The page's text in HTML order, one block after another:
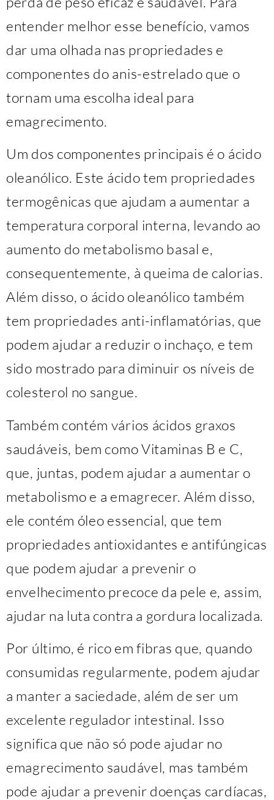
entender melhor esse benefício, vamos
dar uma olhada nas propriedades e
componentes do anis-estrelado que o
tornam uma escolha ideal para
emagrecimento.
Um dos componentes principais é o ácido
oleanólico. Este ácido tem propriedades
termogênicas que ajudam a aumentar a
temperatura corporal interna, levando ao
aumento do metabolismo basal e,
consequentemente, à queima de calorias.
Além disso, o ácido oleanólico também
tem propriedades anti-inflamatórias, que
podem ajudar a reduzir o inchaço, e tem
sido mostrado para diminuir os níveis de
colesterol no sangue.
Também contém vários ácidos graxos
saudáveis, bem como Vitaminas B e C,
que, juntas, podem ajudar a aumentar o
metabolismo e a emagrecer. Além disso,
ele contém óleo essencial, que tem
propriedades antioxidantes e antifúngicas
que podem ajudar a prevenir o
envelhecimento precoce da pele e, assim,
ajudar na luta contra a gordura localizada.
Por último, é rico em fibras que, quando
consumidas regularmente, podem ajudar
a manter a saciedade, além de ser um
excelente regulador intestinal. Isso
significa que não só pode ajudar no
emagrecimento saudável, mas também
pode ajudar a prevenir doenças cardíacas,